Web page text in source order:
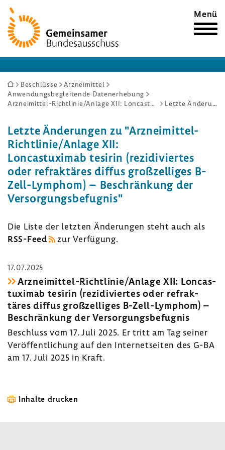
Zur
Startseite
Menü
Sie
sind
Beschlüsse
Arzneimittel
Anwendungsbegleitende Datenerhebung
Arzneimittel-Richtlinie/Anlage XII: Loncastuximab tesirin (rezidiviertes oder refraktäres diffus großzelliges B-Zell-Lymphom) – Beschränkung der Versorgungsbefugnis
Letzte Änderungen
Letzte Ände­rungen zu "Arzneimittel-​
Richtlinie/Anlage XII:
Loncas­tu­ximab tesirin (rezi­di­viertes
oder refrak­täres diffus groß­zel­liges B-​
Zell-Lymphom) – Beschrän­kung der
Versor­gungs­be­fugnis"
Die Liste der letzten Ände­rungen steht auch als
RSS-​Feed
zur Verfü­gung.
17.07.2025
Arzneimittel-​Richtlinie/Anlage XII: Loncas­
tu­ximab tesirin (rezi­di­viertes oder refrak­
täres diffus groß­zel­liges B-​Zell-Lymphom) –
Beschrän­kung der Versor­gungs­be­fugnis
Beschluss vom 17. Juli 2025. Er tritt am Tag seiner
Veröf­fent­li­chung auf den Inter­net­seiten des G-BA
am 17. Juli 2025 in Kraft.
Inhalte drucken